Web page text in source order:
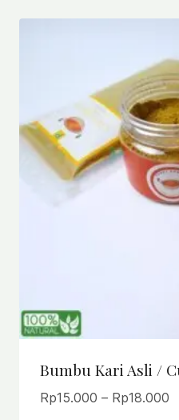
Bumbu Kari Asli /
Rp15.000 – Rp18.000